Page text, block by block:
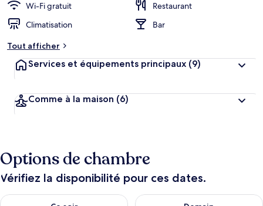
Wi-Fi gratuit
Restaurant
Climatisation
Bar
Tout afficher
Services et équipements principaux (9)
Comme à la maison (6)
Options de chambre
Vérifiez la disponibilité pour ces dates.
Vérifier la disponibilité pour ce soir août 6 - août 7
Vérifier la disponibilité pour